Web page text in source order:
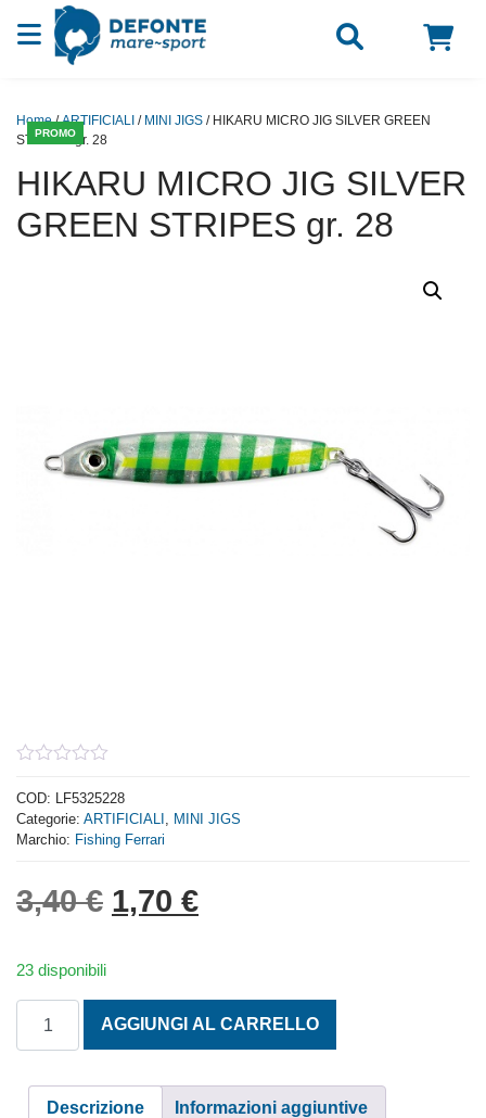
Vai al contenuto
PROMO
Home/ARTIFICIALI / MINI JIGS / HIKARU MICRO JIG SILVER GREEN
STRIPES gr. 28
HIKARU MICRO JIG SILVER
GREEN STRIPES gr. 28
out
of
5
COD: LF5325228
Categorie: ARTIFICIALI , MINI JIGS
Marchio: Fishing Ferrari
3,40€ Il prezzo originale era:
1,70 €Il prezzo attuale è:
23 disponibili
AGGIUNGI AL CARRELLO
Descrizione Informazioni aggiuntive